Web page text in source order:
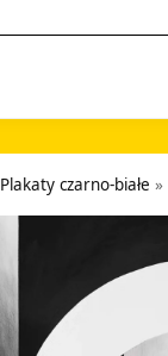
Plakaty czarno-białe »